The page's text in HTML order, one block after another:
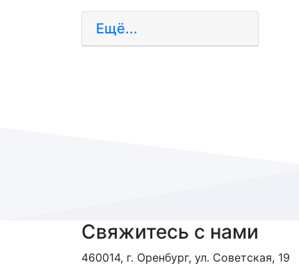
Ещё...
Свяжитесь с нами
460014, г. Оренбург, ул. Советская, 19